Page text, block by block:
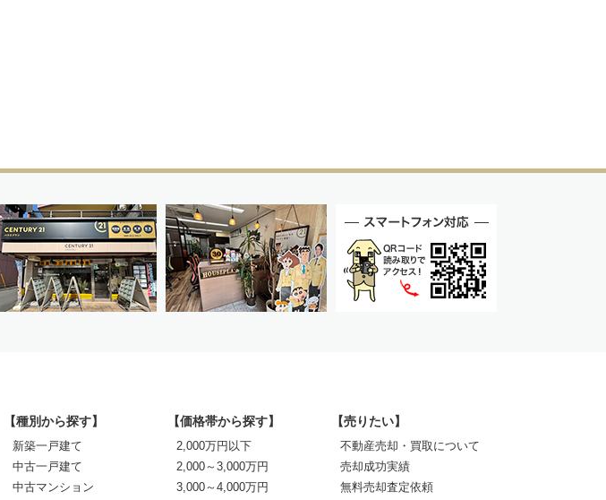
【種別から探す】
新築一戸建て
中古一戸建て
中古マンション
【価格帯から探す】
2,000万円以下
2,000～3,000万円
3,000～4,000万円
【売りたい】
不動産売却・買取について
売却成功実績
無料売却査定依頼